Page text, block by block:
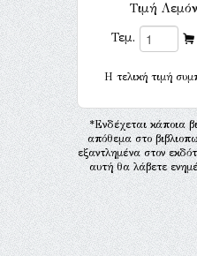
Τιμή
Τεμ.
H τελική τιμή
*Ενδέχεται κάποια
απόθεμα στο
εξαντλημένα στον
αυτή θα λάβετε